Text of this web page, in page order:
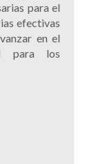
para el
efectivas
en el
para los